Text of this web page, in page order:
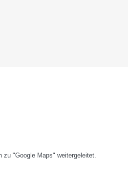
zu "Google Maps" weitergeleitet.